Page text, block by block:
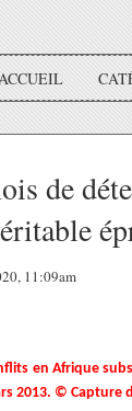
ACCUEIL
de
11:09am
en Afrique
2013. © Capture